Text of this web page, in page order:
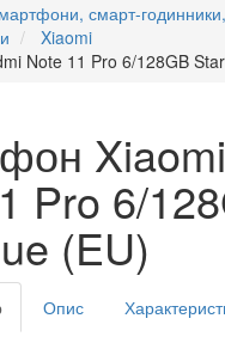
смарт-
Xiaomi
Note 11 Pro 6/128GB
Pro 6/
(EU)
Опис